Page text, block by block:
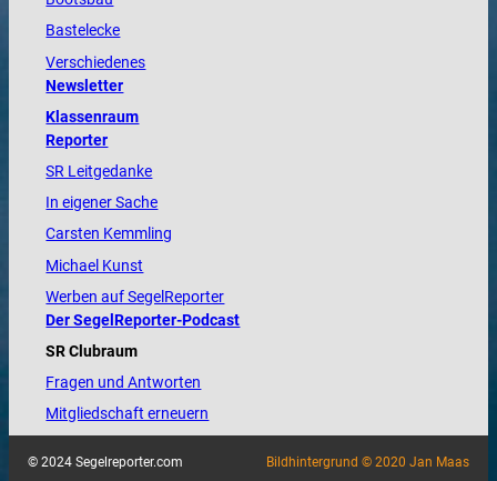
Bastelecke
Verschiedenes
Newsletter
Klassenraum
Reporter
SR Leitgedanke
In eigener Sache
Carsten Kemmling
Michael Kunst
Werben auf SegelReporter
Der SegelReporter-Podcast
SR Clubraum
Fragen und Antworten
Mitgliedschaft erneuern
© 2024 Segelreporter.com Bildhintergrund © 2020 Jan Maas